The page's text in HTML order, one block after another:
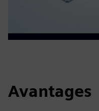
Avantages